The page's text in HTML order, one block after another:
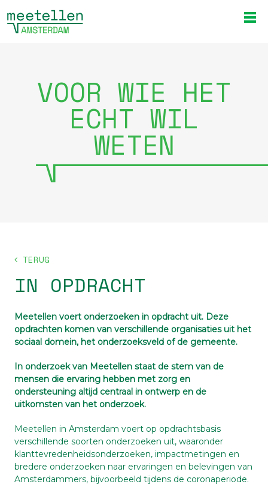
VOOR WIE HET
ECHT WIL
WETEN
TERUG
IN OPDRACHT
Meetellen voert onderzoeken in opdracht uit. Deze
opdrachten komen van verschillende organisaties uit het
sociaal domein, het onderzoeksveld of de gemeente.
In onderzoek van Meetellen staat de stem van de
mensen die ervaring hebben met zorg en
ondersteuning altijd centraal in ontwerp en de
uitkomsten van het onderzoek.
Meetellen in Amsterdam voert op opdrachtsbasis
verschillende soorten onderzoeken uit, waaronder
klanttevredenheidsonderzoeken, impactmetingen en
bredere onderzoeken naar ervaringen en belevingen van
Amsterdammers, bijvoorbeeld tijdens de coronaperiode.